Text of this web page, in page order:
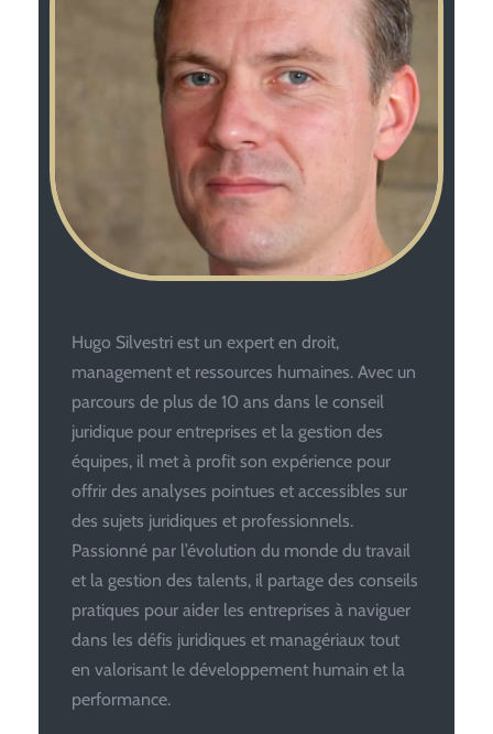
Hugo Silvestri est un expert en droit,
management et ressources humaines. Avec un
parcours de plus de 10 ans dans le conseil
juridique pour entreprises et la gestion des
équipes, il met à profit son expérience pour
offrir des analyses pointues et accessibles sur
des sujets juridiques et professionnels.
Passionné par l’évolution du monde du travail
et la gestion des talents, il partage des conseils
pratiques pour aider les entreprises à naviguer
dans les défis juridiques et managériaux tout
en valorisant le développement humain et la
performance.